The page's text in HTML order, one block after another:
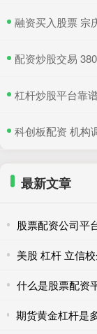
融资买入股票 宗庆后手
配资炒股交易 3800
杠杆炒股平台靠谱吗 *ST禾
科创板配资 机构调
最新文章